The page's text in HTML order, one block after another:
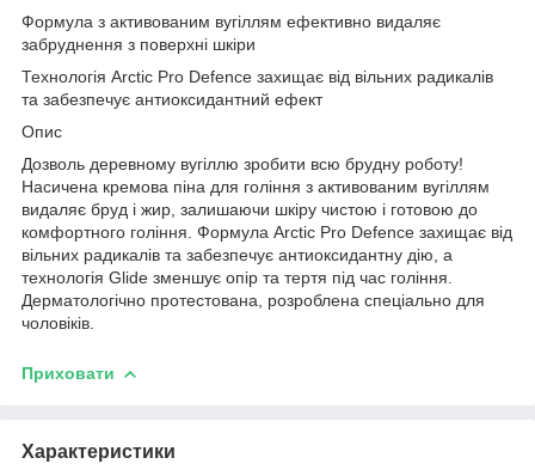
Формула з активованим вугіллям ефективно видаляє
забруднення з поверхні шкіри
Технологія Arctic Pro Defence захищає від вільних радикалів
та забезпечує антиоксидантний ефект
Опис
Дозволь деревному вугіллю зробити всю брудну роботу!
Насичена кремова піна для гоління з активованим вугіллям
видаляє бруд і жир, залишаючи шкіру чистою і готовою до
комфортного гоління. Формула Arctic Pro Defence захищає від
вільних радикалів та забезпечує антиоксидантну дію, а
технологія Glide зменшує опір та тертя під час гоління.
Дерматологічно протестована, розроблена спеціально для
чоловіків.
Приховати
Характеристики